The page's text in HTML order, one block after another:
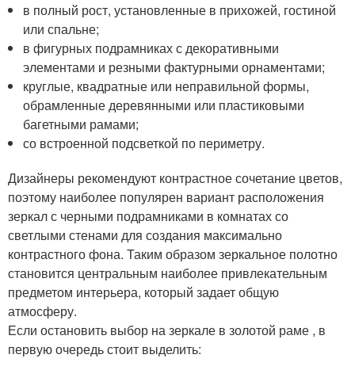
в полный рост, установленные в прихожей, гостиной
или спальне;
в фигурных подрамниках с декоративными
элементами и резными фактурными орнаментами;
круглые, квадратные или неправильной формы,
обрамленные деревянными или пластиковыми
багетными рамами;
со встроенной подсветкой по периметру.
Дизайнеры рекомендуют контрастное сочетание цветов,
поэтому наиболее популярен вариант расположения
зеркал с черными подрамниками в комнатах со
светлыми стенами для создания максимально
контрастного фона. Таким образом зеркальное полотно
становится центральным наиболее привлекательным
предметом интерьера, который задает общую
атмосферу.
Если остановить выбор на зеркале в золотой раме , в
первую очередь стоит выделить: